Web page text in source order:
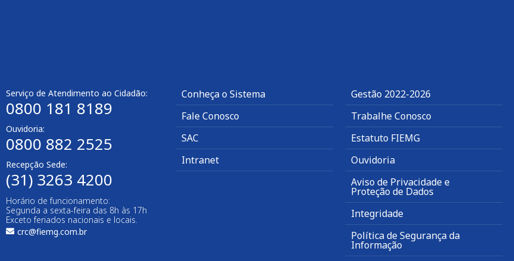
Serviço de Atendimento ao Cidadão:
0800 181 8189
Ouvidoria:
0800 882 2525​
Recepção Sede:
(31) 3263 4200
Horário de funcionamento:
Segunda a sexta-feira das 8h às 17h
Exceto feriados nacionais e locais.
crc@fiemg.com.br
Conheça o Sistema
Fale Conosco
SAC
Intranet
Gestão 2022-2026
Trabalhe Conosco
Estatuto FIEMG
Ouvidoria
Aviso de Privacidade e
Proteção de Dados
Integridade
Política de Segurança da
Informação